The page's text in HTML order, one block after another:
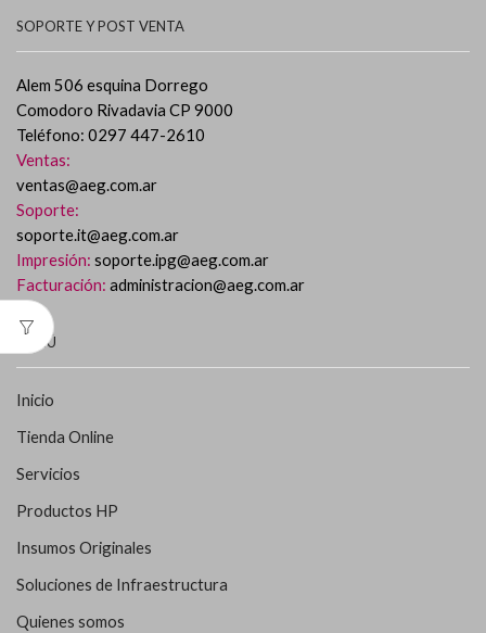
SOPORTE Y POST VENTA
Alem 506 esquina Dorrego
Comodoro Rivadavia CP 9000
Teléfono: 0297 447-2610
Ventas:
ventas@aeg.com.ar
Soporte:
soporte.it@aeg.com.ar
Impresión: soporte.ipg@aeg.com.ar
Facturación: administracion@aeg.com.ar
MENÚ
Inicio
Tienda Online
Servicios
Productos HP
Insumos Originales
Soluciones de Infraestructura
Quienes somos